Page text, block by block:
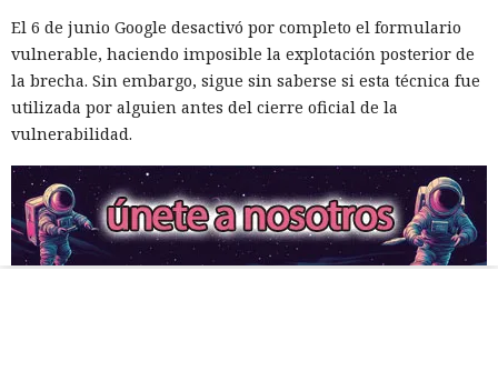
El 6 de junio Google desactivó por completo el formulario
vulnerable, haciendo imposible la explotación posterior de
la brecha. Sin embargo, sigue sin saberse si esta técnica fue
utilizada por alguien antes del cierre oficial de la
vulnerabilidad.